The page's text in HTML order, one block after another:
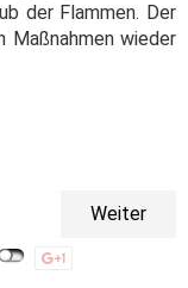
der Flammen. Der
Maßnahmen wieder
Weiter